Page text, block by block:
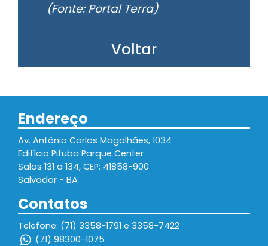
(Fonte: Portal Terra)
Voltar
Endereço
Av. Antônio Carlos Magalhães, 1034
Edifício Pituba Parque Center
Salas 131 a 134, CEP: 41858-900
Salvador - BA
Contatos
Telefone: (71) 3358-1791 e 3358-7422
(71) 98300-1075